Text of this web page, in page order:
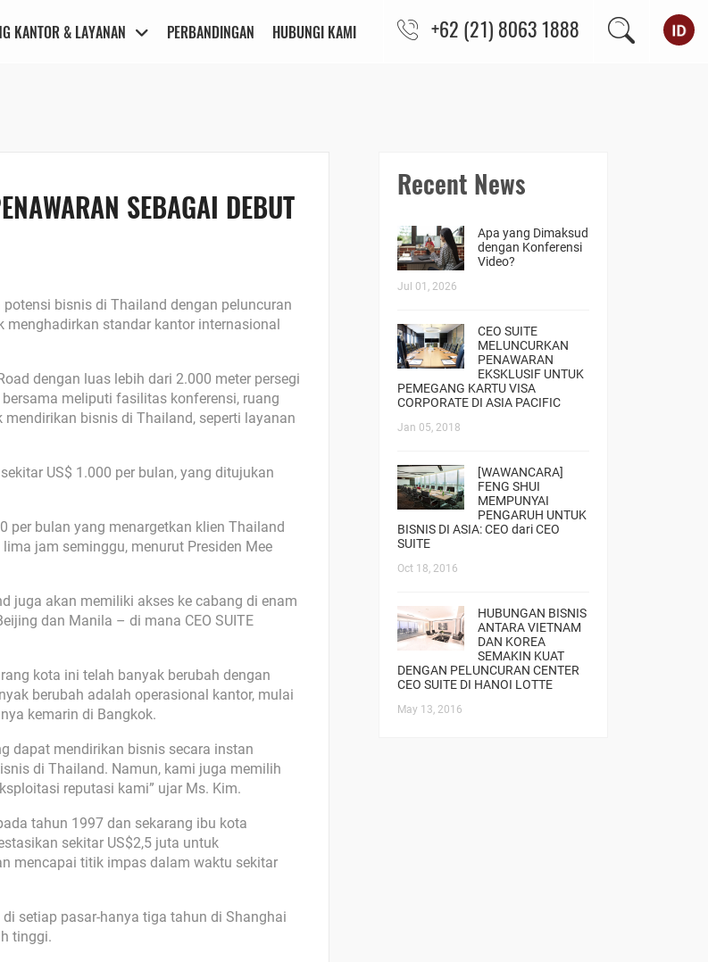
KANTOR & LAYANAN PERBANDINGAN HUBUNGI KAMI +62 (21) 8063 1888
SEBAGAI DEBUT
bisnis di Thailand dengan peluncuran
menghadirkan standar kantor internasional
dengan luas lebih dari 2.000 meter persegi
meliputi fasilitas konferensi, ruang
bisnis di Thailand, seperti layanan
US$ 1.000 per bulan, yang ditujukan
per bulan yang menargetkan klien Thailand
jam seminggu, menurut Presiden Mee
juga akan memiliki akses ke cabang di enam
dan Manila – di mana CEO SUITE
kota ini telah banyak berubah dengan
berubah adalah operasional kantor, mulai
kemarin di Bangkok.
dapat mendirikan bisnis secara instan
di Thailand. Namun, kami juga memilih
reputasi kami” ujar Ms. Kim.
tahun 1997 dan sekarang ibu kota
sekitar US$2,5 juta untuk
mencapai titik impas dalam waktu sekitar
setiap pasar-hanya tiga tahun di Shanghai
tinggi.
Recent News
Apa yang Dimaksud
dengan Konferensi
Video?
Jul 01, 2026
CEO SUITE
MELUNCURKAN
PENAWARAN
EKSKLUSIF UNTUK
PEMEGANG KARTU VISA
CORPORATE DI ASIA PACIFIC
Jan 05, 2018
[WAWANCARA]
FENG SHUI
MEMPUNYAI
PENGARUH UNTUK
BISNIS DI ASIA: CEO dari CEO
SUITE
Oct 18, 2016
HUBUNGAN BISNIS
ANTARA VIETNAM
DAN KOREA
SEMAKIN KUAT
DENGAN PELUNCURAN CENTER
CEO SUITE DI HANOI LOTTE
May 13, 2016